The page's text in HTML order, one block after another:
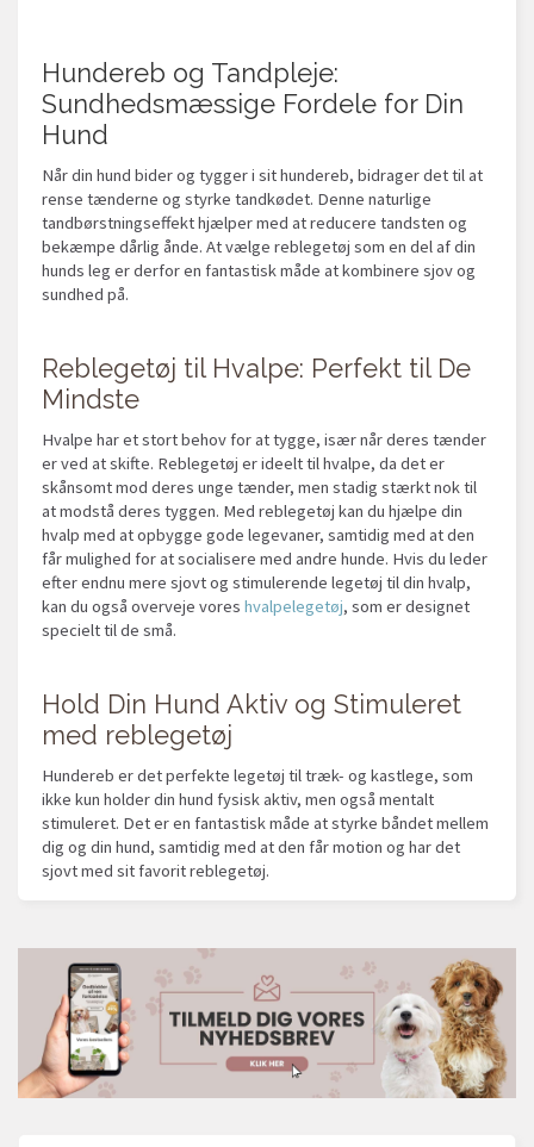
Hundereb og Tandpleje:
Sundhedsmæssige Fordele for Din
Hund
Når din hund bider og tygger i sit hundereb, bidrager det til at
rense tænderne og styrke tandkødet. Denne naturlige
tandbørstningseffekt hjælper med at reducere tandsten og
bekæmpe dårlig ånde. At vælge reblegetøj som en del af din
hunds leg er derfor en fantastisk måde at kombinere sjov og
sundhed på.
Reblegetøj til Hvalpe: Perfekt til De
Mindste
Hvalpe har et stort behov for at tygge, især når deres tænder
er ved at skifte. Reblegetøj er ideelt til hvalpe, da det er
skånsomt mod deres unge tænder, men stadig stærkt nok til
at modstå deres tyggen. Med reblegetøj kan du hjælpe din
hvalp med at opbygge gode legevaner, samtidig med at den
får mulighed for at socialisere med andre hunde. Hvis du leder
efter endnu mere sjovt og stimulerende legetøj til din hvalp,
kan du også overveje vores hvalpelegetøj, som er designet
specielt til de små.
Hold Din Hund Aktiv og Stimuleret
med reblegetøj
Hundereb er det perfekte legetøj til træk- og kastlege, som
ikke kun holder din hund fysisk aktiv, men også mentalt
stimuleret. Det er en fantastisk måde at styrke båndet mellem
dig og din hund, samtidig med at den får motion og har det
sjovt med sit favorit reblegetøj.